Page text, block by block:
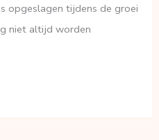
opgeslagen tijdens de groei
niet altijd worden